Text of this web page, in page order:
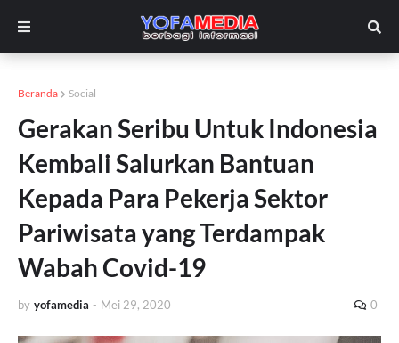
Beranda Social
Gerakan Seribu Untuk Indonesia
Kembali Salurkan Bantuan
Kepada Para Pekerja Sektor
Pariwisata yang Terdampak
Wabah Covid-19
by yofamedia - Mei 29, 2020 0